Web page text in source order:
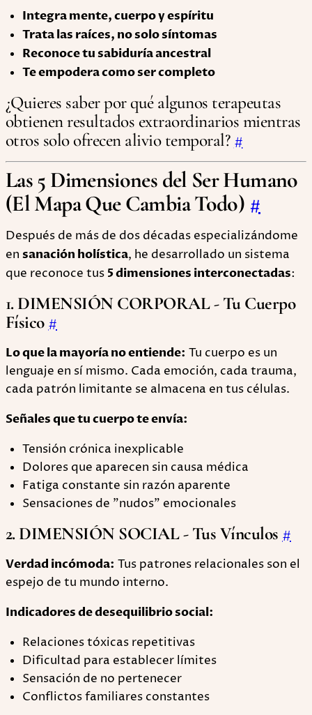
Integra mente, cuerpo y espíritu
Trata las raíces, no solo síntomas
Reconoce tu sabiduría ancestral
Te empodera como ser completo
¿Quieres saber por qué algunos terapeutas
obtienen resultados extraordinarios mientras
otros solo ofrecen alivio temporal? #
Las 5 Dimensiones del Ser Humano
(El Mapa Que Cambia Todo) #
Después de más de dos décadas especializándome
en sanación holística, he desarrollado un sistema
que reconoce tus 5 dimensiones interconectadas:
1. DIMENSIÓN CORPORAL - Tu Cuerpo
Físico #
Lo que la mayoría no entiende: Tu cuerpo es un
lenguaje en sí mismo. Cada emoción, cada trauma,
cada patrón limitante se almacena en tus células.
Señales que tu cuerpo te envía:
Tensión crónica inexplicable
Dolores que aparecen sin causa médica
Fatiga constante sin razón aparente
Sensaciones de "nudos" emocionales
2. DIMENSIÓN SOCIAL - Tus Vínculos #
Verdad incómoda: Tus patrones relacionales son el
espejo de tu mundo interno.
Indicadores de desequilibrio social:
Relaciones tóxicas repetitivas
Dificultad para establecer límites
Sensación de no pertenecer
Conflictos familiares constantes